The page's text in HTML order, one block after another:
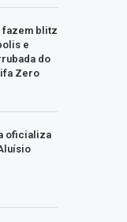
fazem blitz
e
do
Zero
oficializa